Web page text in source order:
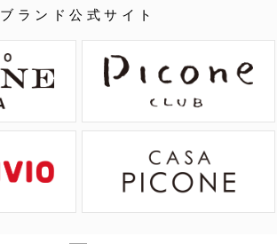
ブランド公式サイト